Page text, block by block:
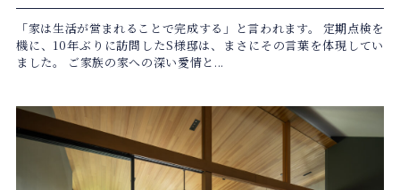
「家は生活が営まれることで完成する」と言われます。 定期点検を
機に、10年ぶりに訪問したS様邸は、まさにその言葉を体現してい
ました。 ご家族の家への深い愛情と...